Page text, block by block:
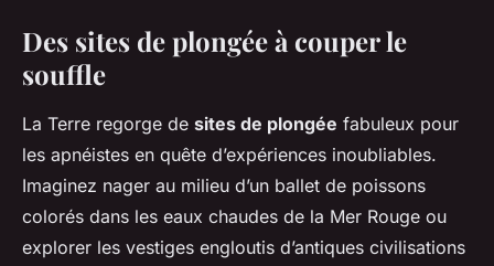
Des sites de plongée à couper le
souffle
La Terre regorge de sites de plongée fabuleux pour
les apnéistes en quête d’expériences inoubliables.
Imaginez nager au milieu d’un ballet de poissons
colorés dans les eaux chaudes de la Mer Rouge ou
explorer les vestiges engloutis d’antiques civilisations